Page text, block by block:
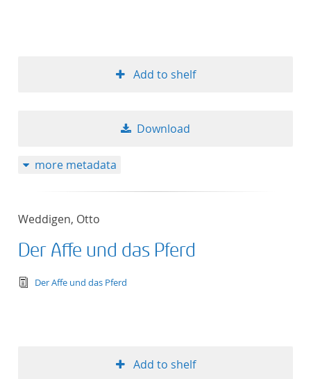
Add to shelf
Download
more metadata
Weddigen, Otto
Der Affe und das Pferd
text/tg.edition+tg.aggregation+xml
Der Affe und das Pferd
Add to shelf